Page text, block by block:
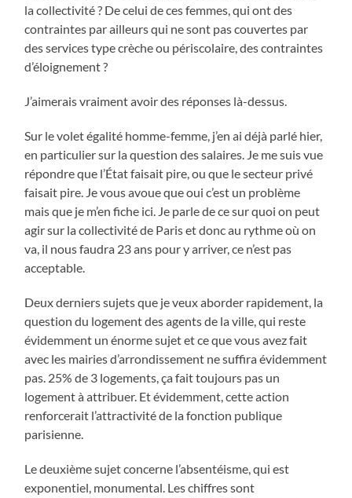
la collectivité ? De celui de ces femmes, qui ont des
contraintes par ailleurs qui ne sont pas couvertes par
des services type crèche ou périscolaire, des contraintes
d’éloignement ?
J’aimerais vraiment avoir des réponses là-dessus.
Sur le volet égalité homme-femme, j’en ai déjà parlé hier,
en particulier sur la question des salaires. Je me suis vue
répondre que l’État faisait pire, ou que le secteur privé
faisait pire. Je vous avoue que oui c’est un problème
mais que je m’en fiche ici. Je parle de ce sur quoi on peut
agir sur la collectivité de Paris et donc au rythme où on
va, il nous faudra 23 ans pour y arriver, ce n’est pas
acceptable.
Deux derniers sujets que je veux aborder rapidement, la
question du logement des agents de la ville, qui reste
évidemment un énorme sujet et ce que vous avez fait
avec les mairies d’arrondissement ne suffira évidemment
pas. 25% de 3 logements, ça fait toujours pas un
logement à attribuer. Et évidemment, cette action
renforcerait l’attractivité de la fonction publique
parisienne.
Le deuxième sujet concerne l’absentéisme, qui est
exponentiel, monumental. Les chiffres sont